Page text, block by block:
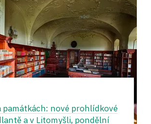
památkách: nové prohlídkové
a v Litomyšli, pondělní